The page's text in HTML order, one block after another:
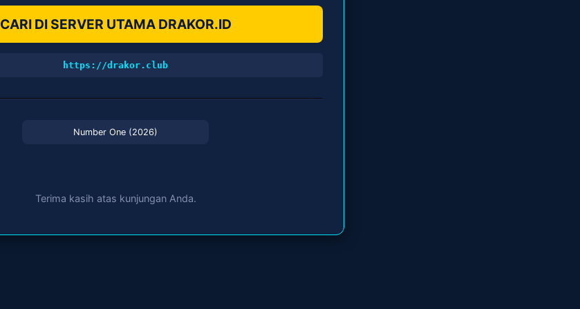
CARI DI SERVER UTAMA DRAKOR.ID
https://drakor.club
Number One (2026)
Terima kasih atas kunjungan Anda.